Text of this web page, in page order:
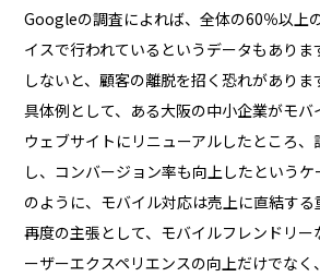
Googleの調査によれば、全体の60％以上
イスで行われているというデータもあり
しないと、顧客の離脱を招く恐れがありま
具体例として、ある大阪の中小企業がモバ
ウェブサイトにリニューアルしたところ
し、コンバージョン率も向上したというケ
のように、モバイル対応は売上に直結する
再度の主張として、モバイルフレンドリー
ーザーエクスペリエンスの向上だけでなく